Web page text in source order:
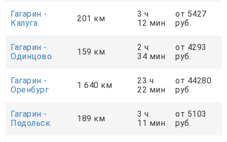
Гагарин -
Калуга
201 км
3 ч
12 мин
от 5427
руб.
Гагарин -
Одинцово
159 км
2 ч
34 мин
от 4293
руб.
Гагарин -
Оренбург
1 640 км
23 ч
22 мин
от 44280
руб.
Гагарин -
Подольск
189 км
3 ч
11 мин
от 5103
руб.